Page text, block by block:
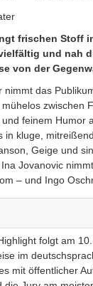
frischen Stoff
und nah
von der
nimmt das
zwischen
feinem Humor
in kluge,
Geige und
Jovanovic
– und Ingo
folgt am
im
mit öffentlicher